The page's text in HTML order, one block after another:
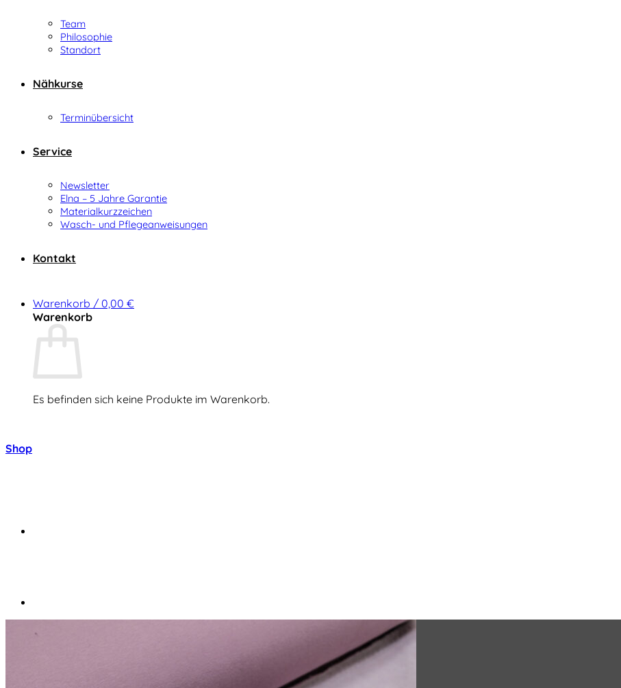
Team
Philosophie
Standort
Nähkurse
Terminübersicht
Service
Newsletter
Elna – 5 Jahre Garantie
Materialkurzzeichen
Wasch- und Pflegeanweisungen
Kontakt
Warenkorb / 0,00 €
Warenkorb
Es befinden sich keine Produkte im Warenkorb.
Shop